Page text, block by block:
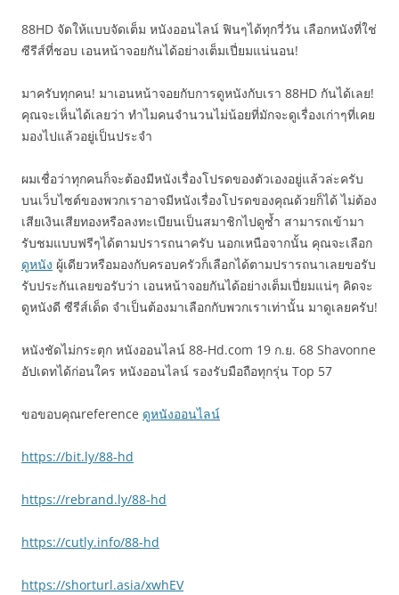
88HD จัดให้แบบจัดเต็ม หนังออนไลน์ ฟินๆได้ทุกวี่วัน เลือกหนังที่ใช่
ซีรีส์ที่ชอบ เอนหน้าจอยกันได้อย่างเต็มเปี่ยมแน่นอน!
มาครับทุกคน! มาเอนหน้าจอยกับการดูหนังกับเรา 88HD กันได้เลย!
คุณจะเห็นได้เลยว่า ทำไมคนจำนวนไม่น้อยที่มักจะดูเรื่องเก่าๆที่เคย
มองไปแล้วอยู่เป็นประจำ
ผมเชื่อว่าทุกคนก็จะต้องมีหนังเรื่องโปรดของตัวเองอยู่แล้วล่ะครับ
บนเว็บไซต์ของพวกเราอาจมีหนังเรื่องโปรดของคุณด้วยก็ได้ ไม่ต้อง
เสียเงินเสียทองหรือลงทะเบียนเป็นสมาชิกไปดูซ้ำ สามารถเข้ามา
รับชมแบบฟรีๆได้ตามปรารถนาครับ นอกเหนือจากนั้น คุณจะเลือก
ดูหนัง ผู้เดียวหรือมองกับครอบครัวก็เลือกได้ตามปรารถนาเลยขอรับ
รับประกันเลยขอรับว่า เอนหน้าจอยกันได้อย่างเต็มเปี่ยมแน่ๆ คิดจะ
ดูหนังดี ซีรีส์เด็ด จำเป็นต้องมาเลือกกับพวกเราเท่านั้น มาดูเลยครับ!
หนังชัดไม่กระตุก หนังออนไลน์ 88-Hd.com 19 ก.ย. 68 Shavonne
อัปเดทได้ก่อนใคร หนังออนไลน์ รองรับมือถือทุกรุ่น Top 57
ขอขอบคุณreference ดูหนังออนไลน์
https://bit.ly/88-hd
https://rebrand.ly/88-hd
https://cutly.info/88-hd
https://shorturl.asia/xwhEV